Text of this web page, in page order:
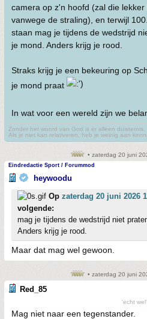
camera op z'n hoofd (zal die
vanwege de straling), en terwijl
staan mag je tijdens de wedstrijd
je mond. Anders krijg je rood.
Straks krijg je een bekeuring op
je mond praat
In wat voor een wereld zijn we
Zonder het woord van God is er alleen duisternis.
Als je niet kan relativeren, heb je weinig aan
• zaterdag 20 juni
Eindredactie Sport / Forummod
heywoodu
Op zaterdag 20 juni 2026
volgende:
mag je tijdens de wedstrijd niet
Anders krijg je rood.
Maar dat mag wel gewoon.
• zaterdag 20 juni
Red_85
'echt wel'
Mag niet naar een tegenstander.